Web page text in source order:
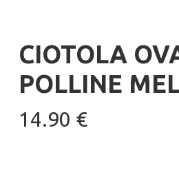
CIOTOLA
POLLINE
14.90 €